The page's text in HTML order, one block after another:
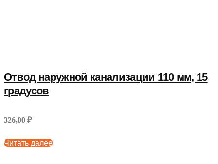
Отвод наружной канализации 110 мм, 15
градусов
326,00 ₽
Читать далее